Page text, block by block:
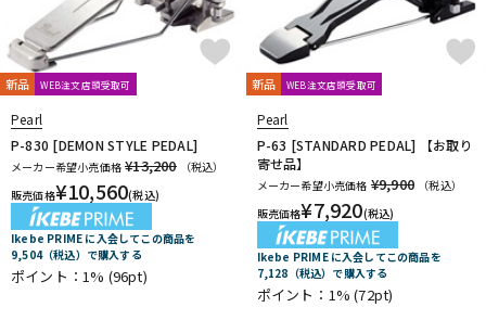
新品 WEB注文店頭受取可
Pearl
P-830 [DEMON STYLE PEDAL]
メーカー希望小売価格 ¥13,200
（税込）
販売価格¥10,560(税込)
Ikebe PRIME に入会してこの商品を
9,504（税込）で購入する
ポイント：1% (96pt)
新品 WEB注文店頭受取可
Pearl
P-63 [STANDARD PEDAL] 【お取り
寄せ品】
メーカー希望小売価格 ¥9,900
（税込）
販売価格¥7,920(税込)
Ikebe PRIME に入会してこの商品を
7,128（税込）で購入する
ポイント：1%(72pt)